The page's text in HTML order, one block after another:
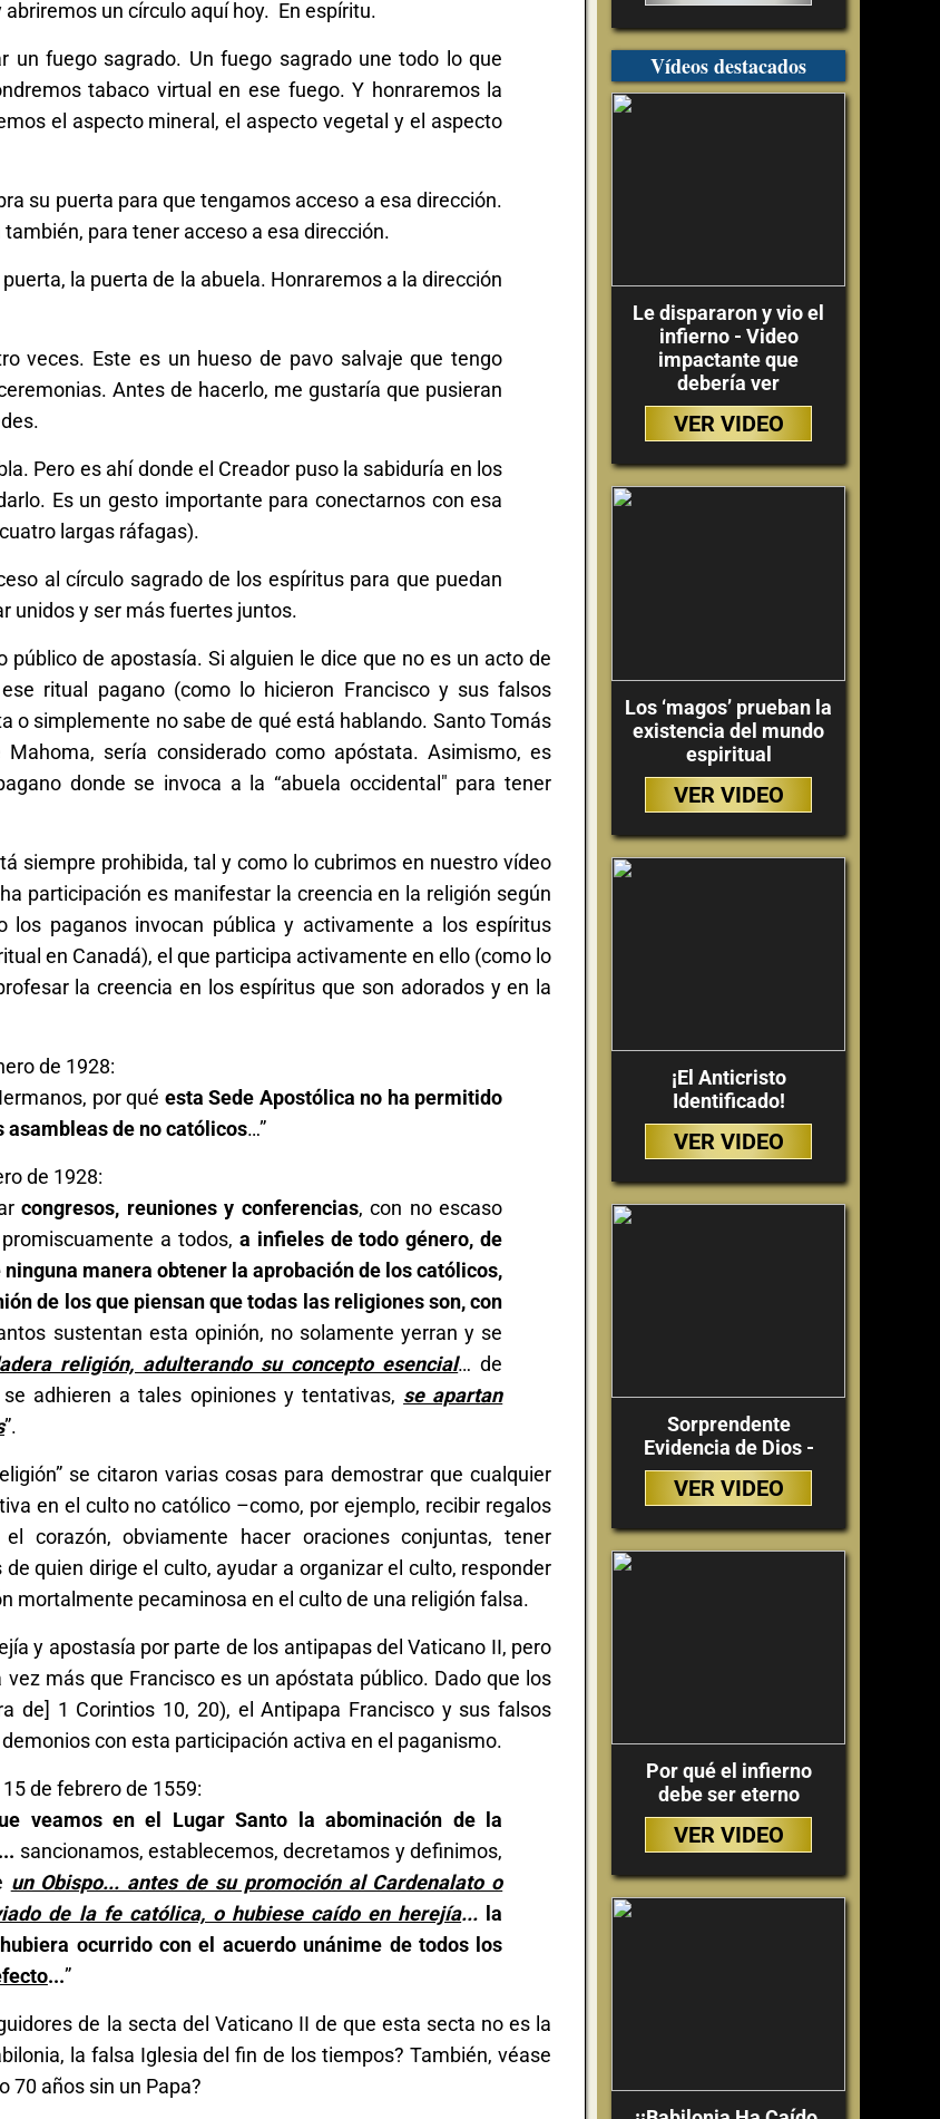
un círculo aquí hoy. En espíritu.
un fuego sagrado. Un fuego sagrado une todo lo que
tabaco virtual en ese fuego. Y honraremos la
el aspecto mineral, el aspecto vegetal y el aspecto
su puerta para que tengamos acceso a esa dirección.
para tener acceso a esa dirección.
la puerta de la abuela. Honraremos a la dirección
veces. Este es un hueso de pavo salvaje que tengo
Antes de hacerlo, me gustaría que pusieran
Pero es ahí donde el Creador puso la sabiduría en los
Es un gesto importante para conectarnos con esa
largas ráfagas).
al círculo sagrado de los espíritus para que puedan
unidos y ser más fuertes juntos.
público de apostasía. Si alguien le dice que no es un acto de
ritual pagano (como lo hicieron Francisco y sus falsos
o simplemente no sabe de qué está hablando. Santo Tomás
sería considerado como apóstata. Asimismo, es
donde se invoca a la “abuela occidental" para tener
siempre prohibida, tal y como lo cubrimos en nuestro vídeo
participación es manifestar la creencia en la religión según
paganos invocan pública y activamente a los espíritus
en Canadá), el que participa activamente en ello (como lo
la creencia en los espíritus que son adorados y en la
de 1928:
por qué esta Sede Apostólica no ha permitido
asambleas de no católicos…”
de 1928:
congresos, reuniones y conferencias, con no escaso
a todos, a infieles de todo género, de
manera obtener la aprobación de los católicos,
de los que piensan que todas las religiones son, con
sustentan esta opinión, no solamente yerran y se
religión, adulterando su concepto esencial… de
adhieren a tales opiniones y tentativas, se apartan
”.
se citaron varias cosas para demostrar que cualquier
en el culto no católico –como, por ejemplo, recibir regalos
corazón, obviamente hacer oraciones conjuntas, tener
quien dirige el culto, ayudar a organizar el culto, responder
mortalmente pecaminosa en el culto de una religión falsa.
y apostasía por parte de los antipapas del Vaticano II, pero
más que Francisco es un apóstata público. Dado que los
de] 1 Corintios 10, 20), el Antipapa Francisco y sus falsos
con esta participación activa en el paganismo.
15 de febrero de 1559:
veamos en el Lugar Santo la abominación de la
sancionamos, establecemos, decretamos y definimos,
un Obispo... antes de su promoción al Cardenalato o
de la fe católica, o hubiese caído en herejía... la
ocurrido con el acuerdo unánime de todos los
...”
de la secta del Vaticano II de que esta secta no es la
la falsa Iglesia del fin de los tiempos? También, véase
70 años sin un Papa?
Vídeos destacados
Le dispararon y vio el
infierno - Video
impactante que
debería ver
VER VIDEO
Los ‘magos’ prueban la
existencia del mundo
espiritual
VER VIDEO
¡El Anticristo
Identificado!
VER VIDEO
Sorprendente
Evidencia de Dios -
VER VIDEO
Por qué el infierno
debe ser eterno
VER VIDEO